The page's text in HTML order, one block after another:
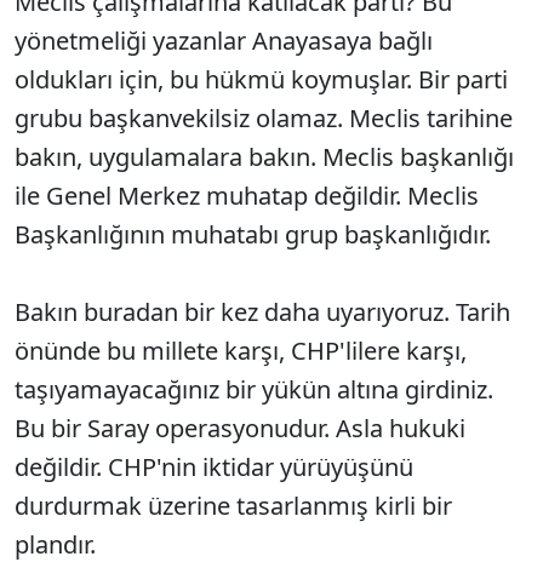
yönetmeliği yazanlar Anayasaya bağlı
oldukları için, bu hükmü koymuşlar. Bir parti
grubu başkanvekilsiz olamaz. Meclis tarihine
bakın, uygulamalara bakın. Meclis başkanlığı
ile Genel Merkez muhatap değildir. Meclis
Başkanlığının muhatabı grup başkanlığıdır.
Bakın buradan bir kez daha uyarıyoruz. Tarih
önünde bu millete karşı, CHP'lilere karşı,
taşıyamayacağınız bir yükün altına girdiniz.
Bu bir Saray operasyonudur. Asla hukuki
değildir. CHP'nin iktidar yürüyüşünü
durdurmak üzerine tasarlanmış kirli bir
plandır.